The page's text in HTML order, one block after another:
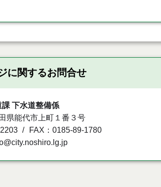
に関するお問合せ
下水道整備係
県能代市上町１番３号
FAX：0185-89-1780